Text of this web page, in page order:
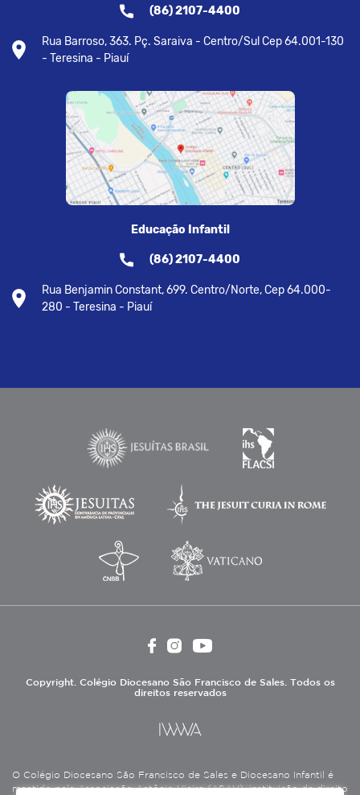
(86) 2107-4400
Rua Barroso, 363. Pç. Saraiva - Centro/Sul Cep 64.001-130
- Teresina - Piauí
Educação Infantil
(86) 2107-4400
Rua Benjamin Constant, 699. Centro/Norte, Cep 64.000-
280 - Teresina - Piauí
Copyright. Colégio Diocesano São Francisco de Sales. Todos os
direitos reservados
O Colégio Diocesano São Francisco de Sales e Diocesano Infantil é
mantido pela Associação Antônio Vieira (ASAV), instituição de direito